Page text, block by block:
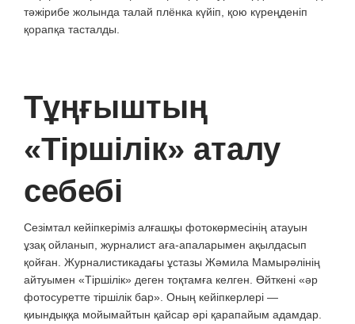
тәжірибе жолында талай плёнка күйіп, қою күреңденіп
қорапқа тасталды.
Тұңғыштың
«Тіршілік» аталу
себебі
Сезімтал кейіпкеріміз алғашқы фотокөрмесінің атауын
ұзақ ойланып, журналист аға-апаларымен ақылдасып
қойған. Журналистикадағы ұстазы Жәмила Мамырәлінің
айтуымен «Тіршілік» деген тоқтамға келген. Өйткені «әр
фотосуретте тіршілік бар». Оның кейіпкерлері —
қиындыққа мойымайтын қайсар әрі қарапайым адамдар.